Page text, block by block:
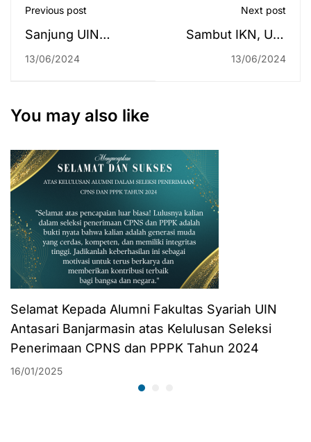
Previous post
Sanjung UIN
Antasari, Pj Bupati
Organisasi
Ditemukan dalam
Satu Forum
13/06/2024
Next post
Sambut IKN, UIN
Antasari
13/06/2024
You may also like
Selamat Kepada Alumni Fakultas Syariah UIN
Antasari Banjarmasin atas Kelulusan Seleksi
Penerimaan CPNS dan PPPK Tahun 2024
16/01/2025